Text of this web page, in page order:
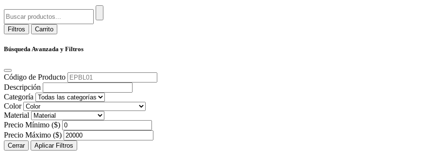
Filtros Carrito
Búsqueda Avanzada y Filtros
Código de Producto
Descripción
Categoría
Color
Material
Precio Mínimo ($)
Precio Máximo ($)
Cerrar Aplicar Filtros